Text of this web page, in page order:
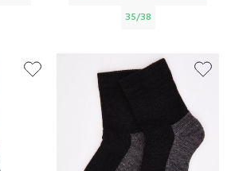
35/38